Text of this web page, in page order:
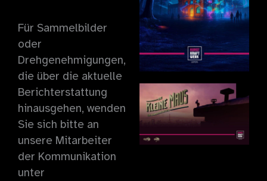
Für Sammelbilder
oder
Drehgenehmigungen,
die über die aktuelle
Berichterstattung
hinausgehen, wenden
Sie sich bitte an
unsere Mitarbeiter
der Kommunikation
unter